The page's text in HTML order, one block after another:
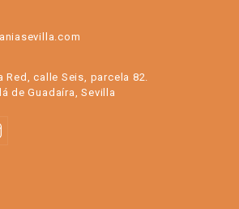
Red, calle Seis, parcela 82.
de Guadaíra, Sevilla